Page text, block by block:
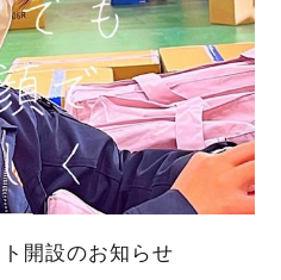
開設のお知らせ